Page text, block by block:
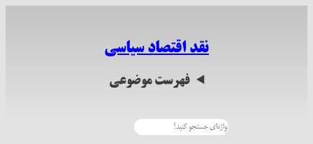
نقد اقتصاد سیاسی
فهرست موضوعی